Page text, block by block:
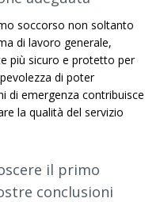
soccorso non soltanto
di lavoro generale,
più sicuro e protetto per
di poter
di emergenza contribuisce
la qualità del servizio
il primo
conclusioni